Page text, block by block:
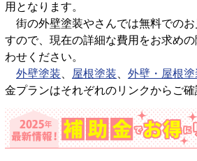
用となります。
街の外壁塗装やさんでは無料でのお
すので、現在の詳細な費用をお求め
わせください。
外壁塗装
屋根塗装 外壁・屋根塗
金プランはそれぞれのリンクからご確